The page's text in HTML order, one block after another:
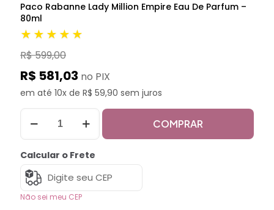
Paco Rabanne Lady Million Empire Eau De Parfum –
80ml
★★★★★
R$ 599,00
R$ 581,03 no PIX
em até 10x de R$ 59,90 sem juros
COMPRAR
Calcular o Frete
Não sei meu CEP